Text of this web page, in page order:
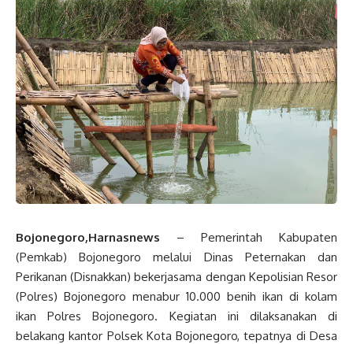
Bojonegoro,Harnasnews – Pemerintah Kabupaten
(Pemkab) Bojonegoro melalui Dinas Peternakan dan
Perikanan (Disnakkan) bekerjasama dengan Kepolisian Resor
(Polres) Bojonegoro menabur 10.000 benih ikan di kolam
ikan Polres Bojonegoro. Kegiatan ini dilaksanakan di
belakang kantor Polsek Kota Bojonegoro, tepatnya di Desa